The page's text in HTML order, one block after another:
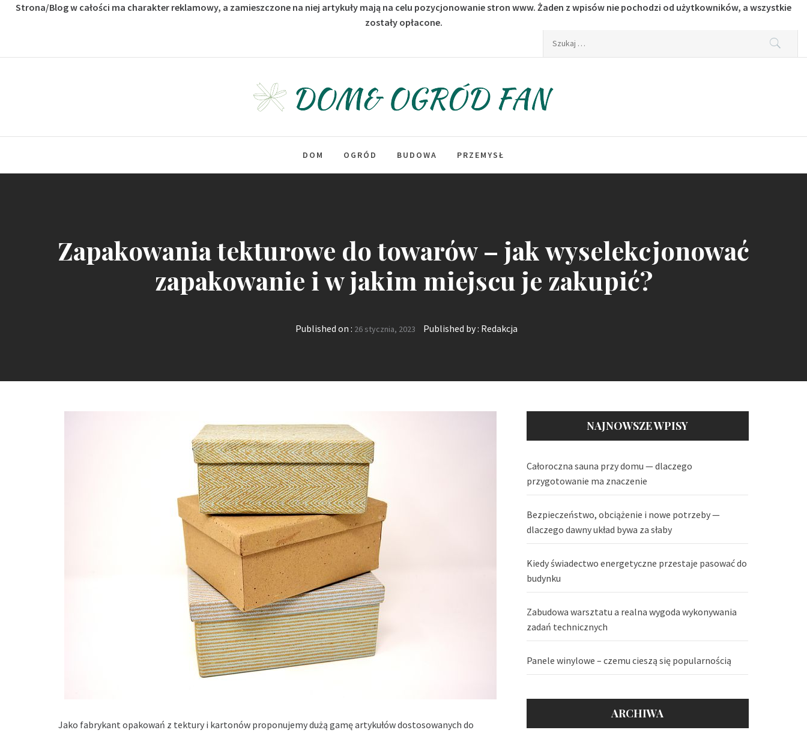
Strona/Blog w całości ma charakter reklamowy, a zamieszczone na niej artykuły mają na celu pozycjonowanie stron www. Żaden z wpisów nie pochodzi od użytkowników, a wszystkie
zostały opłacone.
Szukaj:
Dom & Ogród Fan
DOM OGRÓD BUDOWA PRZEMYSŁ
Zapakowania tekturowe do towarów – jak wyselekcjonować
zapakowanie i w jakim miejscu je zakupić?
Published on : 26 stycznia, 2023 Published by : Redakcja
Jako fabrykant opakowań z tektury i kartonów proponujemy dużą gamę artykułów dostosowanych do
NAJNOWSZE WPISY
Całoroczna sauna przy domu — dlaczego
przygotowanie ma znaczenie
Bezpieczeństwo, obciążenie i nowe potrzeby —
dlaczego dawny układ bywa za słaby
Kiedy świadectwo energetyczne przestaje pasować do
budynku
Zabudowa warsztatu a realna wygoda wykonywania
zadań technicznych
Panele winylowe – czemu cieszą się popularnością
ARCHIWA